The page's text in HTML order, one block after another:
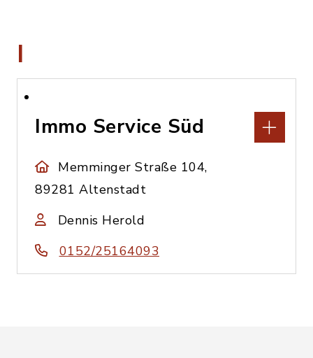
I
Immo Service Süd
Memminger Straße 104,
89281 Altenstadt
Dennis Herold
0152/25164093